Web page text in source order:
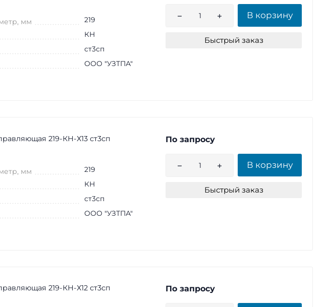
мм 219
КН
ст3сп
ООО "УЗТПА"
В корзину
Быстрый заказ
219-КН-Х13 ст3сп
мм 219
КН
ст3сп
ООО "УЗТПА"
По запросу
В корзину
Быстрый заказ
219-КН-Х12 ст3сп По запросу